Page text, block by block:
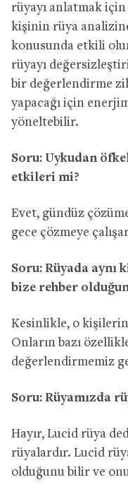
rüyayı anlatmak için
kişinin rüya
konusunda etkili
rüyayı
bir değerlendirme
yapacağı için
yöneltebilir.
Soru: Uykudan
etkileri mi?
Evet, gündüz
gece çözmeye
Soru: Rüyada
bize rehber
Kesinlikle, o kişilerin
Onların bazı
değerlendirmemiz
Soru: Rüyamızda
Hayır, Lucid rüya
rüyalardır. Lucid
olduğunu bilir ve